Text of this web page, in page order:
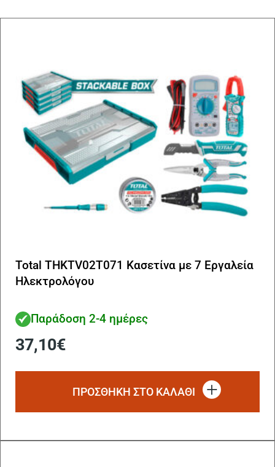
Total THKTV02T071 Κασετίνα με 7 Εργαλεία
Ηλεκτρολόγου
Παράδοση 2-4 ημέρες
37,10€
ΠΡΟΣΘΗΚΗ ΣΤΟ ΚΑΛΑΘΙ